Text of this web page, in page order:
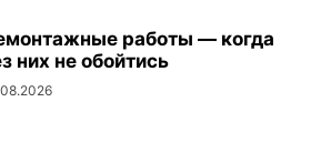
работы — когда
них не обойтись